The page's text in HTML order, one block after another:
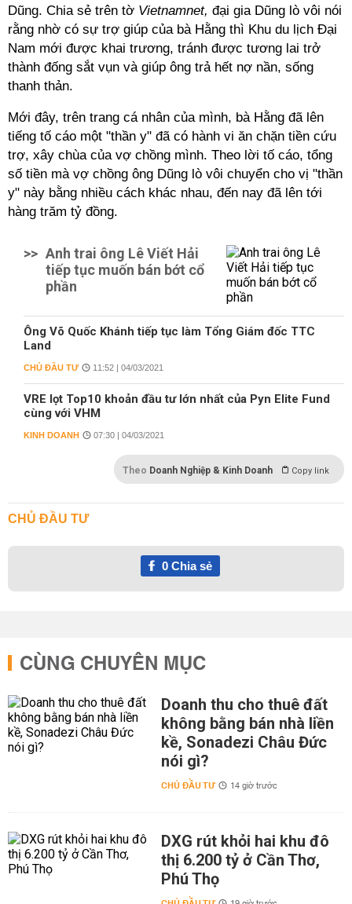
Dũng. Chia sẻ trên tờ Vietnamnet, đại gia Dũng lò vôi nói
rằng nhờ có sự trợ giúp của bà Hằng thì Khu du lịch Đại
Nam mới được khai trương, tránh được tương lai trở
thành đống sắt vụn và giúp ông trả hết nợ nần, sống
thanh thản.
Mới đây, trên trang cá nhân của mình, bà Hằng đã lên
tiếng tố cáo một "thần y" đã có hành vi ăn chặn tiền cứu
trợ, xây chùa của vợ chồng mình. Theo lời tố cáo, tổng
số tiền mà vợ chồng ông Dũng lò vôi chuyển cho vị "thần
y" này bằng nhiều cách khác nhau, đến nay đã lên tới
hàng trăm tỷ đồng.
>> Anh trai ông Lê Viết Hải
tiếp tục muốn bán bớt cổ
phần
Ông Võ Quốc Khánh tiếp tục làm Tổng Giám đốc TTC
Land
CHỦ ĐẦU TƯ 11:52 | 04/03/2021
VRE lọt Top10 khoản đầu tư lớn nhất của Pyn Elite Fund
cùng với VHM
KINH DOANH 07:30 | 04/03/2021
Theo Doanh Nghiệp & Kinh Doanh Copy link
CHỦ ĐẦU TƯ
0Chia sẻ
CÙNG CHUYÊN MỤC
Doanh thu cho thuê đất
không bằng bán nhà liền
kề, Sonadezi Châu Đức
nói gì?
CHỦ ĐẦU TƯ 14 giờ trước
DXG rút khỏi hai khu đô
thị 6.200 tỷ ở Cần Thơ,
Phú Thọ